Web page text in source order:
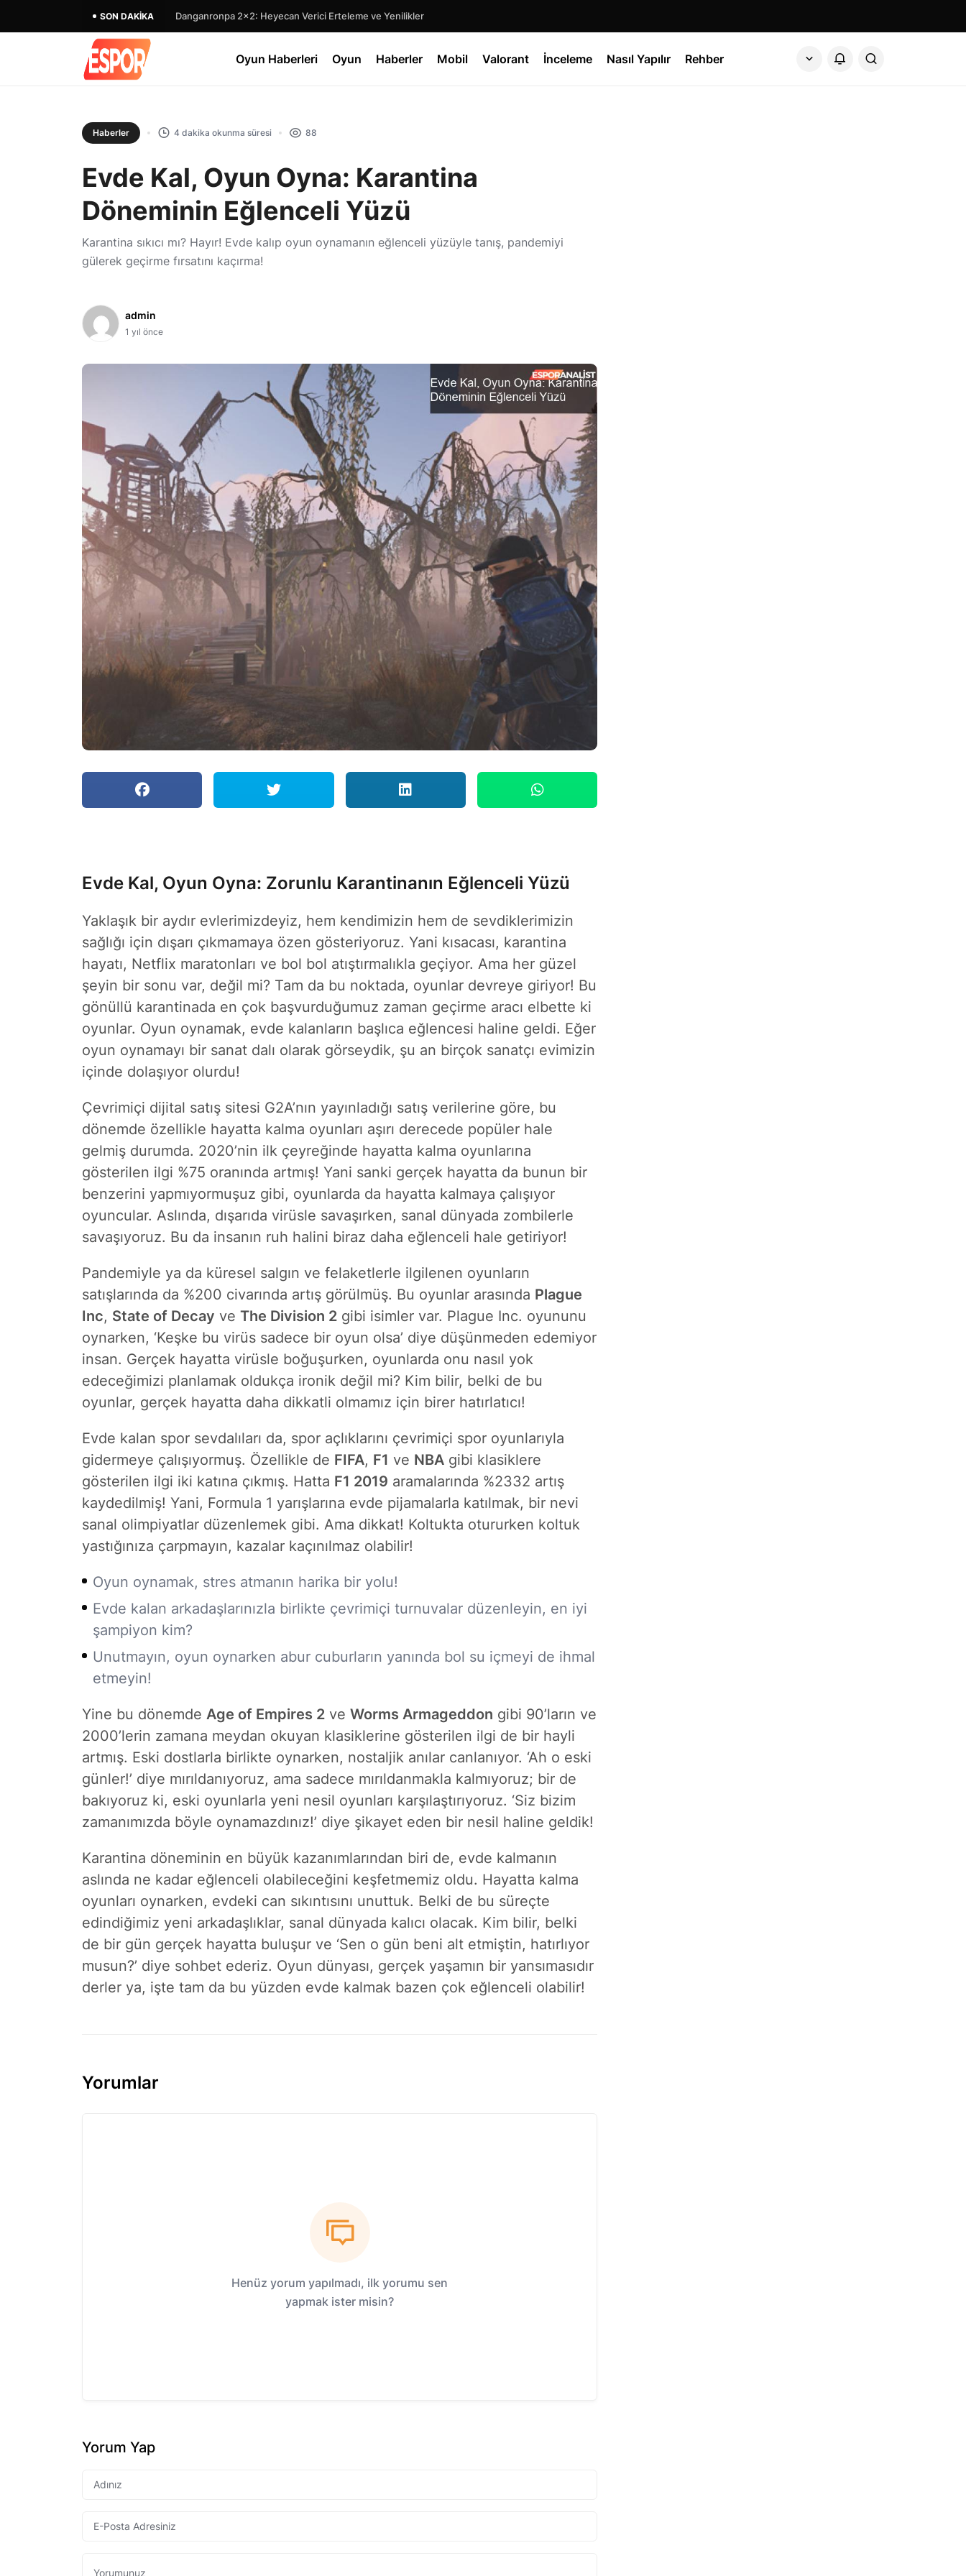
SON DAKIKA Danganronpa 2×2: Heyecan Verici Erteleme ve Yenilikler
Oyun Haberleri Oyun Haberler Mobil Valorant İnceleme Nasıl Yapılır Rehber
Haberler 4 dakika okunma süresi 88
Evde Kal, Oyun Oyna: Karantina
Döneminin Eğlenceli Yüzü
Karantina sıkıcı mı? Hayır! Evde kalıp oyun oynamanın eğlenceli yüzüyle tanış, pandemiyi
gülerek geçirme fırsatını kaçırma!
admin
1 yıl önce
Evde Kal, Oyun Oyna: Zorunlu Karantinanın Eğlenceli Yüzü
Yaklaşık bir aydır evlerimizdeyiz, hem kendimizin hem de sevdiklerimizin
sağlığı için dışarı çıkmamaya özen gösteriyoruz. Yani kısacası, karantina
hayatı, Netflix maratonları ve bol bol atıştırmalıkla geçiyor. Ama her güzel
şeyin bir sonu var, değil mi? Tam da bu noktada, oyunlar devreye giriyor! Bu
gönüllü karantinada en çok başvurduğumuz zaman geçirme aracı elbette ki
oyunlar. Oyun oynamak, evde kalanların başlıca eğlencesi haline geldi. Eğer
oyun oynamayı bir sanat dalı olarak görseydik, şu an birçok sanatçı evimizin
içinde dolaşıyor olurdu!
Çevrimiçi dijital satış sitesi G2A’nın yayınladığı satış verilerine göre, bu
dönemde özellikle hayatta kalma oyunları aşırı derecede popüler hale
gelmiş durumda. 2020’nin ilk çeyreğinde hayatta kalma oyunlarına
gösterilen ilgi %75 oranında artmış! Yani sanki gerçek hayatta da bunun bir
benzerini yapmıyormuşuz gibi, oyunlarda da hayatta kalmaya çalışıyor
oyuncular. Aslında, dışarıda virüsle savaşırken, sanal dünyada zombilerle
savaşıyoruz. Bu da insanın ruh halini biraz daha eğlenceli hale getiriyor!
Pandemiyle ya da küresel salgın ve felaketlerle ilgilenen oyunların
satışlarında da %200 civarında artış görülmüş. Bu oyunlar arasında Plague
Inc, State of Decay ve The Division 2 gibi isimler var. Plague Inc. oyununu
oynarken, ‘Keşke bu virüs sadece bir oyun olsa’ diye düşünmeden edemiyor
insan. Gerçek hayatta virüsle boğuşurken, oyunlarda onu nasıl yok
edeceğimizi planlamak oldukça ironik değil mi? Kim bilir, belki de bu
oyunlar, gerçek hayatta daha dikkatli olmamız için birer hatırlatıcı!
Evde kalan spor sevdalıları da, spor açlıklarını çevrimiçi spor oyunlarıyla
gidermeye çalışıyormuş. Özellikle de FIFA, F1 ve NBA gibi klasiklere
gösterilen ilgi iki katına çıkmış. Hatta F1 2019 aramalarında %2332 artış
kaydedilmiş! Yani, Formula 1 yarışlarına evde pijamalarla katılmak, bir nevi
sanal olimpiyatlar düzenlemek gibi. Ama dikkat! Koltukta otururken koltuk
yastığınıza çarpmayın, kazalar kaçınılmaz olabilir!
Oyun oynamak, stres atmanın harika bir yolu!
Evde kalan arkadaşlarınızla birlikte çevrimiçi turnuvalar düzenleyin, en iyi
şampiyon kim?
Unutmayın, oyun oynarken abur cuburların yanında bol su içmeyi de ihmal
etmeyin!
Yine bu dönemde Age of Empires 2 ve Worms Armageddon gibi 90’ların ve
2000’lerin zamana meydan okuyan klasiklerine gösterilen ilgi de bir hayli
artmış. Eski dostlarla birlikte oynarken, nostaljik anılar canlanıyor. ‘Ah o eski
günler!’ diye mırıldanıyoruz, ama sadece mırıldanmakla kalmıyoruz; bir de
bakıyoruz ki, eski oyunlarla yeni nesil oyunları karşılaştırıyoruz. ‘Siz bizim
zamanımızda böyle oynamazdınız!’ diye şikayet eden bir nesil haline geldik!
Karantina döneminin en büyük kazanımlarından biri de, evde kalmanın
aslında ne kadar eğlenceli olabileceğini keşfetmemiz oldu. Hayatta kalma
oyunları oynarken, evdeki can sıkıntısını unuttuk. Belki de bu süreçte
edindiğimiz yeni arkadaşlıklar, sanal dünyada kalıcı olacak. Kim bilir, belki
de bir gün gerçek hayatta buluşur ve ‘Sen o gün beni alt etmiştin, hatırlıyor
musun?’ diye sohbet ederiz. Oyun dünyası, gerçek yaşamın bir yansımasıdır
derler ya, işte tam da bu yüzden evde kalmak bazen çok eğlenceli olabilir!
Yorumlar
Henüz yorum yapılmadı, ilk yorumu sen
yapmak ister misin?
Yorum Yap